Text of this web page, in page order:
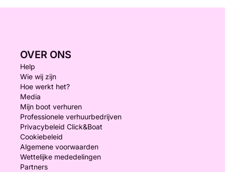
OVER ONS
Help
Wie wij zijn
Hoe werkt het?
Media
Mijn boot verhuren
Professionele verhuurbedrijven
Privacybeleid Click&Boat
Cookiebeleid
Algemene voorwaarden
Wettelijke mededelingen
Partners